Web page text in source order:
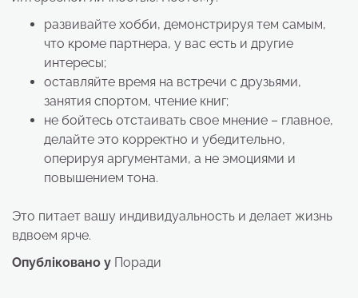
развивайте хобби, демонстрируя тем самым,
что кроме партнера, у вас есть и другие
интересы;
оставляйте время на встречи с друзьями,
занятия спортом, чтение книг;
не бойтесь отстаивать свое мнение – главное,
делайте это корректно и убедительно,
оперируя аргументами, а не эмоциями и
повышением тона.
Это питает вашу индивидуальность и делает жизнь
вдвоем ярче.
Опубліковано у Поради